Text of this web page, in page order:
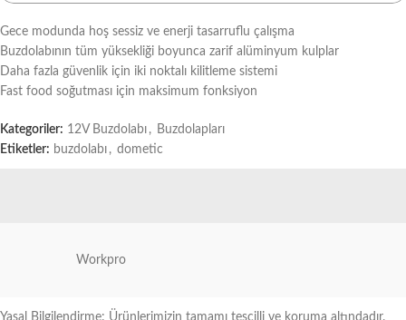
Gece modunda hoş sessiz ve enerji tasarruflu çalışma
Buzdolabının tüm yüksekliği boyunca zarif alüminyum kulplar
Daha fazla güvenlik için iki noktalı kilitleme sistemi
Fast food soğutması için maksimum fonksiyon
Kategoriler: 12V Buzdolabı , Buzdolapları
Etiketler: buzdolabı , dometic
Workpro
Yasal Bilgilendirme: Ürünlerimizin tamamı tescilli ve koruma altındadır.